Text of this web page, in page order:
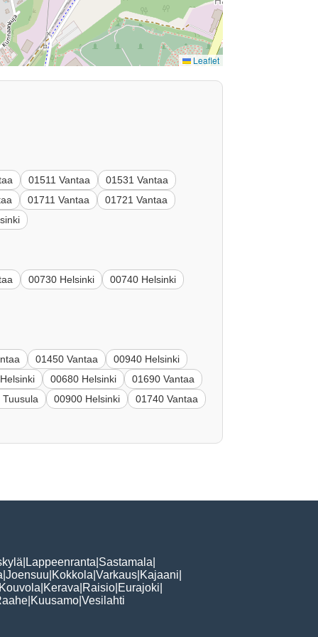
Leaflet
01511 Vantaa
01531 Vantaa
01711 Vantaa
01721 Vantaa
00730 Helsinki 00740 Helsinki
01450 Vantaa
00940 Helsinki
00680 Helsinki
01690 Vantaa
00900 Helsinki 01740 Vantaa
Lappeenranta Sastamala
Joensuu Kokkola Varkaus Kajaani
Kerava Raisio Eurajoki
Kuusamo Vesilahti